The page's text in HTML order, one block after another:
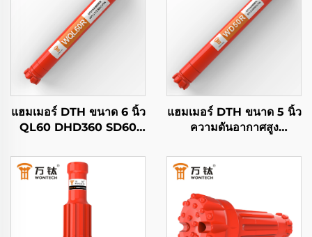
แฮมเมอร์ DTH ขนาด 6 นิ้ว
QL60 DHD360 SD60
Wontech สำหรับบ่อน้ำ
และการระเบิด
แฮมเมอร์ DTH ขนาด 5 นิ้ว
ความดันอากาศสูง
Wontech คุณภาพสูง
สำหรับการเจาะบ่อน้ำใต้ดิน